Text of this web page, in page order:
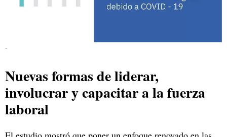
-
Nuevas formas de liderar,
involucrar y capacitar a la fuerza
laboral